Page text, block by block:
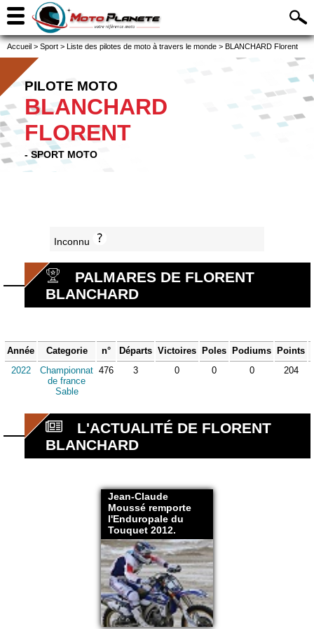
Accueil > Sport > Liste des pilotes de moto à travers le monde > BLANCHARD Florent
PILOTE MOTO
BLANCHARD
FLORENT
- SPORT MOTO
Inconnu
PALMARES DE FLORENT
BLANCHARD
Année Categorie n° Départs Victoires Poles Podiums Points
2022
Championnat
de france
Sable
476 3 0 0 0 204
L'ACTUALITÉ DE FLORENT
BLANCHARD
Jean-Claude
Moussé remporte
l'Enduropale du
Touquet 2012.